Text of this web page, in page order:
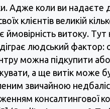
Адже коли ви надаєте
клієнтів великій
ймовірність витоку. Тут
людський фактор:
можна підкупити або
а ще витік може
звичайною
консалтингової